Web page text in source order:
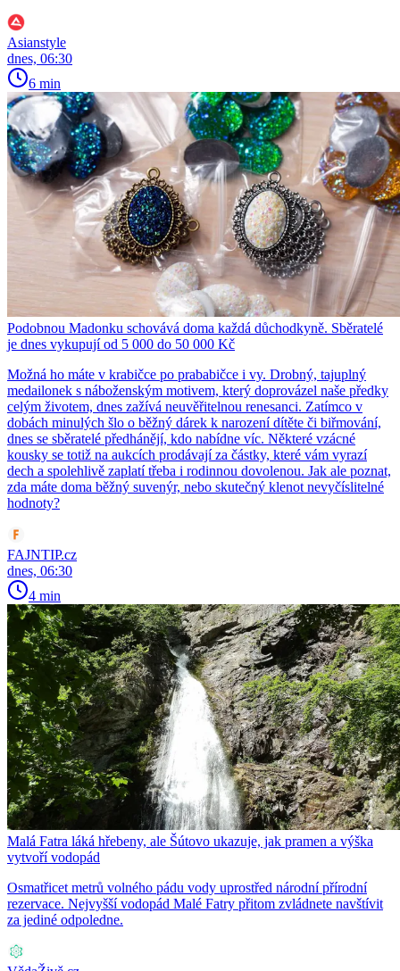
Asianstyle
dnes, 06:30
6 min
Podobnou Madonku schovává doma každá důchodkyně. Sběratelé
je dnes vykupují od 5 000 do 50 000 Kč
Možná ho máte v krabičce po prababičce i vy. Drobný, tajuplný
medailonek s náboženským motivem, který doprovázel naše předky
celým životem, dnes zažívá neuvěřitelnou renesanci. Zatímco v
dobách minulých šlo o běžný dárek k narození dítěte či biřmování,
dnes se sběratelé předhánějí, kdo nabídne víc. Některé vzácné
kousky se totiž na aukcích prodávají za částky, které vám vyrazí
dech a spolehlivě zaplatí třeba i rodinnou dovolenou. Jak ale poznat,
zda máte doma běžný suvenýr, nebo skutečný klenot nevyčíslitelné
hodnoty?
FAJNTIP.cz
dnes, 06:30
4 min
Malá Fatra láká hřebeny, ale Šútovo ukazuje, jak pramen a výška
vytvoří vodopád
Osmatřicet metrů volného pádu vody uprostřed národní přírodní
rezervace. Nejvyšší vodopád Malé Fatry přitom zvládnete navštívit
za jediné odpoledne.